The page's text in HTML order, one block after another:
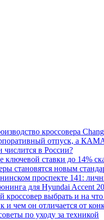
кроссовера
отпуск, а
числится в России?
ключевой ставки до 14%
становятся новым
проспекте 141:
для Hyundai Accent
кроссовер выбрать и на что
и чем он отличается от
по уходу за техникой